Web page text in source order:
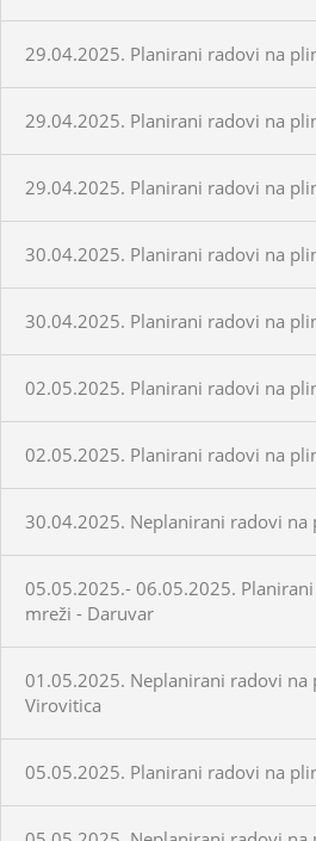
29.04.2025. Planirani radovi na
29.04.2025. Planirani radovi na
29.04.2025. Planirani radovi na
30.04.2025. Planirani radovi na
30.04.2025. Planirani radovi na
02.05.2025. Planirani radovi na
02.05.2025. Planirani radovi na
30.04.2025. Neplanirani radovi na
05.05.2025.- 06.05.2025.
mreži - Daruvar
01.05.2025. Neplanirani radovi na
Virovitica
05.05.2025. Planirani radovi na